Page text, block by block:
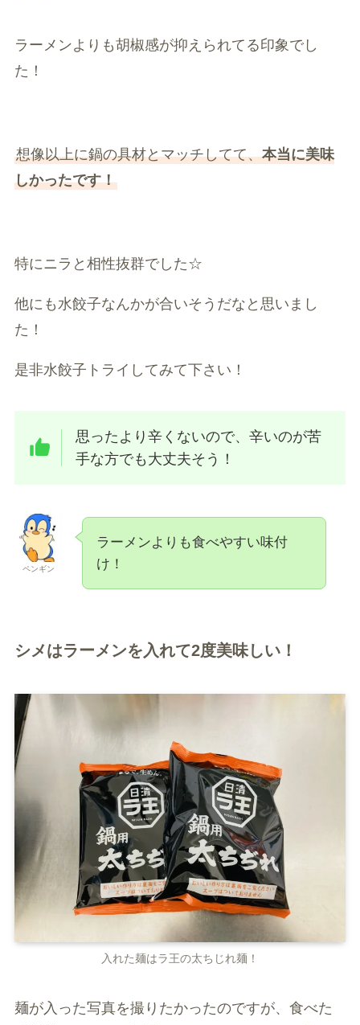
ラーメンよりも胡椒感が抑えられてる印象でし
た！
想像以上に鍋の具材とマッチしてて、本当に美味
しかったです！
特にニラと相性抜群でした☆
他にも水餃子なんかが合いそうだなと思いまし
た！
是非水餃子トライしてみて下さい！
思ったより辛くないので、辛いのが苦
手な方でも大丈夫そう！
ペンギン
ラーメンよりも食べやすい味付
け！
シメはラーメンを入れて2度美味しい！
入れた麺はラ王の太ちじれ麺！
麺が入った写真を撮りたかったのですが、食べた